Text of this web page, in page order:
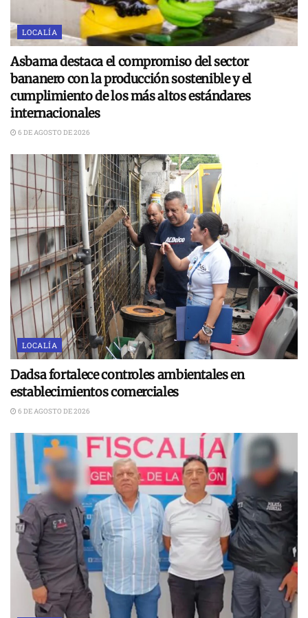
LOCALÍA
Asbama destaca el compromiso del sector
bananero con la producción sostenible y el
cumplimiento de los más altos estándares
internacionales
6 DE AGOSTO DE 2026
LOCALÍA
Dadsa fortalece controles ambientales en
establecimientos comerciales
6 DE AGOSTO DE 2026